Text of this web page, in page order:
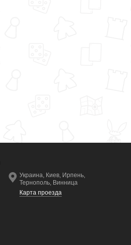
Украина, Киев, Ирпень,
Тернополь, Винница
Карта проезда